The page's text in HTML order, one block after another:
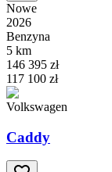
Nowe
2026
Benzyna
5 km
146 395 zł
117 100 zł
Volkswagen
Caddy